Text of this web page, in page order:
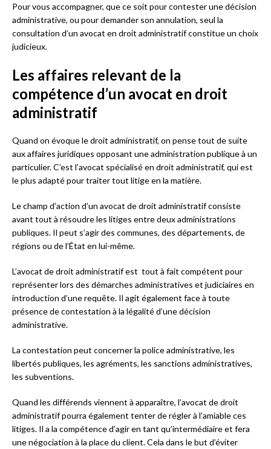
Pour vous accompagner, que ce soit pour contester une décision
administrative, ou pour demander son annulation, seul la
consultation d’un avocat en droit administratif constitue un choix
judicieux.
Les affaires relevant de la
compétence d’un avocat en droit
administratif
Quand on évoque le droit administratif, on pense tout de suite
aux affaires juridiques opposant une administration publique à un
particulier. C’est l’avocat spécialisé en droit administratif, qui est
le plus adapté pour traiter tout litige en la matière.
Le champ d’action d’un avocat de droit administratif consiste
avant tout à résoudre les litiges entre deux administrations
publiques. Il peut s’agir des communes, des départements, de
régions ou de l’État en lui-même.
L’avocat de droit administratif est tout à fait compétent pour
représenter lors des démarches administratives et judiciaires en
introduction d’une requête. Il agit également face à toute
présence de contestation à la légalité d’une décision
administrative.
La contestation peut concerner la police administrative, les
libertés publiques, les agréments, les sanctions administratives,
les subventions.
Quand les différends viennent à apparaître, l’avocat de droit
administratif pourra également tenter de régler à l’amiable ces
litiges. Il a la compétence d’agir en tant qu’intermédiaire et fera
une négociation à la place du client. Cela dans le but d’éviter